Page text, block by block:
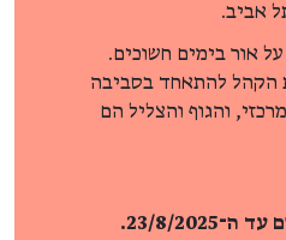
אביב.
אור בימים חשוכים.
הקהל להתאחד בסביבה
והגוף והצליל הם
8/2025.